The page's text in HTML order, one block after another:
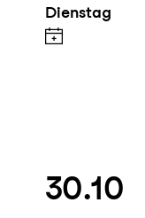
Dienstag
30.10